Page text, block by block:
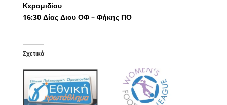
Κεραμιδίου
16:30 Δίας Διου ΟΦ – Φήκης ΠΟ
Σχετικά